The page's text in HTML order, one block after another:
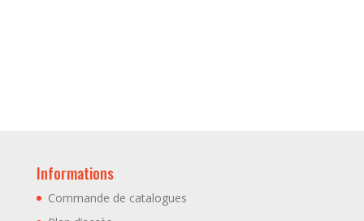
Informations
Commande de catalogues